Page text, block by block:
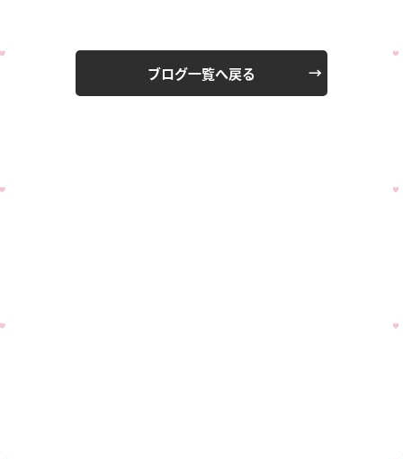
ブログ一覧へ戻る